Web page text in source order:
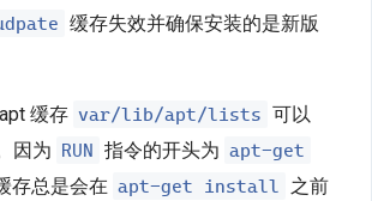
缓存失效并确保安装的是新版
缓存 var/lib/apt/lists 可以
因为 RUN 指令的开头为 apt-get
存总是会在 apt-get install 之前